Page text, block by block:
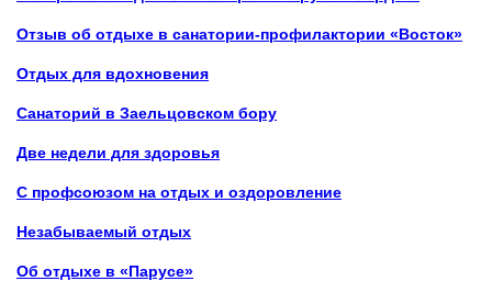
Отзыв об отдыхе в санатории-профилактории «Восток»
Отдых для вдохновения
Санаторий в Заельцовском бору
Две недели для здоровья
С профсоюзом на отдых и оздоровление
Незабываемый отдых
Об отдыхе в «Парусе»